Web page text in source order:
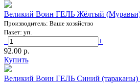
Великий Воин ГЕЛЬ Жёлтый
Производитель: Ваше хозяйство
Пакет: уп.
–
+
92.00 p.
Купить
Великий Воин ГЕЛЬ Синий